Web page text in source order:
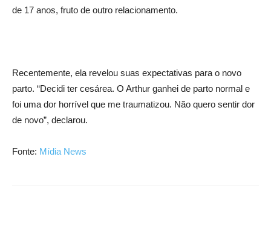
de 17 anos, fruto de outro relacionamento.
Recentemente, ela revelou suas expectativas para o novo
parto. “Decidi ter cesárea. O Arthur ganhei de parto normal e
foi uma dor horrível que me traumatizou. Não quero sentir dor
de novo”, declarou.
Fonte: Mídia News